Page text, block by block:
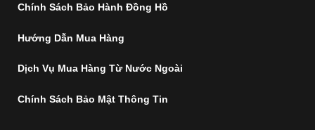
Chính Sách Bảo Hành Đồng Hồ
Hướng Dẫn Mua Hàng
Dịch Vụ Mua Hàng Từ Nước Ngoài
Chính Sách Bảo Mật Thông Tin